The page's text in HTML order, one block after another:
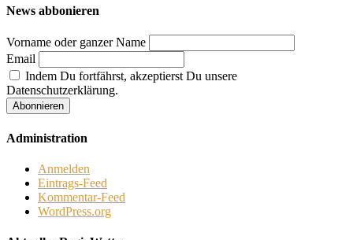
News abbonieren
Vorname oder ganzer Name
Email
Indem Du fortfährst, akzeptierst Du unsere
Datenschutzerklärung.
Administration
Anmelden
Eintrags-Feed
Kommentar-Feed
WordPress.org